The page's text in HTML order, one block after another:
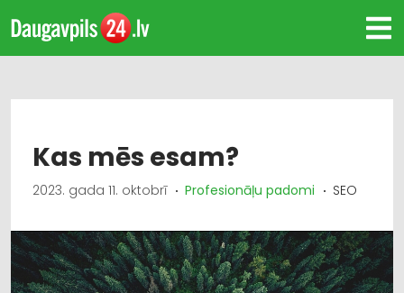
Kas mēs esam?
2023. gada 11. oktobrī Profesionāļu padomi SEO